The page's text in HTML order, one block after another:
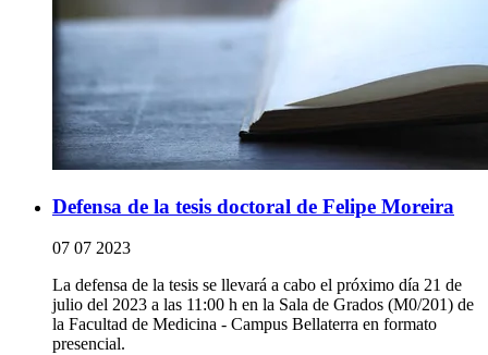
Defensa de la tesis doctoral de Felipe Moreira
07 07 2023
La defensa de la tesis se llevará a cabo el próximo día 21 de
julio del 2023 a las 11:00 h en la Sala de Grados (M0/201) de
la Facultad de Medicina - Campus Bellaterra en formato
presencial.